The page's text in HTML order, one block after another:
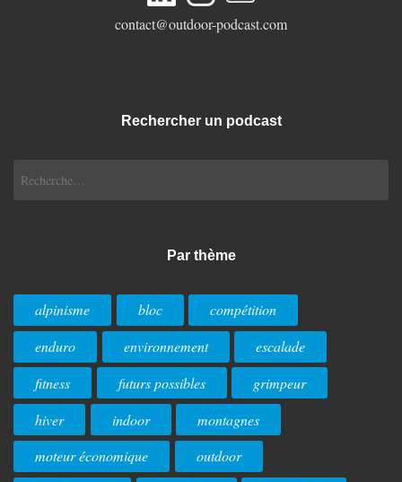
contact@outdoor-podcast.com
Rechercher un podcast
Par thème
alpinisme bloc
compétition
enduro
environnement
escalade
fitness
futurs possibles
grimpeur
hiver
indoor
montagnes
moteur économique
outdoor